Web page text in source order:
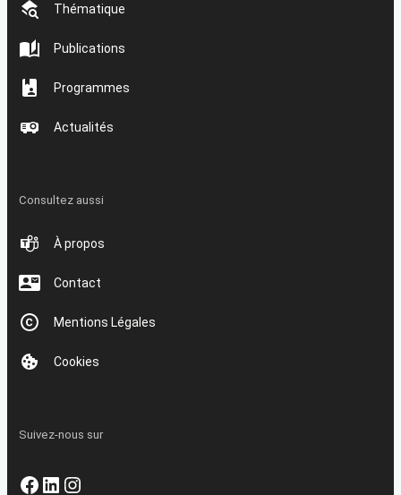
Thématique
Publications
Programmes
Actualités
Consultez aussi
À propos
Contact
Mentions Légales
Cookies
Suivez-nous sur
Facebook
LinkedIn
Instagram